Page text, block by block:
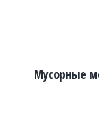
Мусорные